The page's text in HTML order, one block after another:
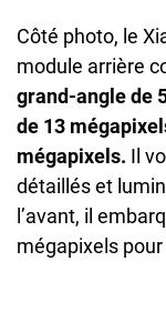
Côté photo, le
module arrière
grand-angle de
de 13
mégapixels. Il
détaillés et
l’avant, il
mégapixels